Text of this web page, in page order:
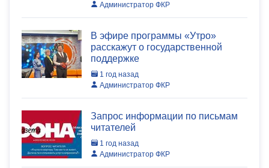
Администратор ФКР
В эфире программы «Утро»
расскажут о государственной
поддержке
1 год назад
Администратор ФКР
Запрос информации по письмам
читателей
1 год назад
Администратор ФКР